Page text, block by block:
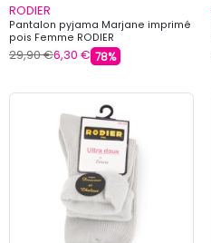
RODIER
Pantalon pyjama Marjane imprimé
pois Femme RODIER
29,90 €6,30 € 78%